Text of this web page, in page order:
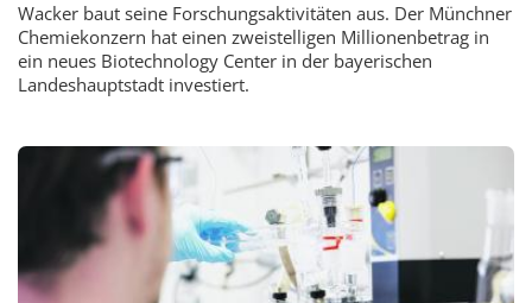
Wacker baut seine Forschungsaktivitäten aus. Der Münchner
Chemiekonzern hat einen zweistelligen Millionenbetrag in
ein neues Biotechnology Center in der bayerischen
Landeshauptstadt investiert.